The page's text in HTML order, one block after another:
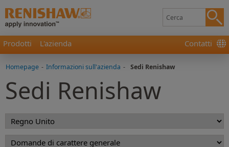
Prodotti L'azienda Contatti
Homepage - Informazioni sull'azienda - Sedi Renishaw
Sedi Renishaw